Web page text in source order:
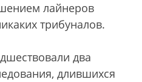
лайнеров
трибуналов.
два
длившихся